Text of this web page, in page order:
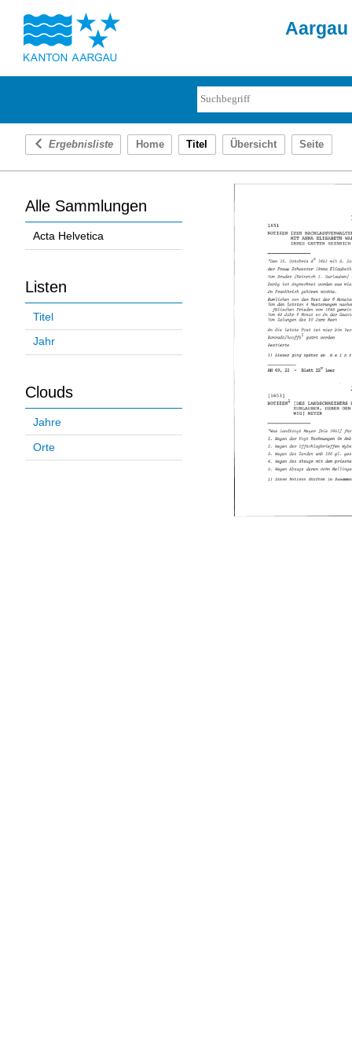
Ergebnisliste Home Titel Übersicht Seite
Alle Sammlungen
Acta Helvetica
Listen
Titel
Jahr
Clouds
Jahre
Orte